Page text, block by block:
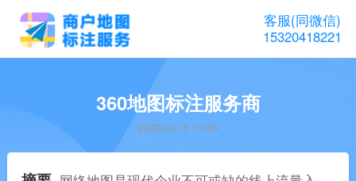
客服(同微信)
15320418221
360地图标注服务商
2023-03-16 14:09